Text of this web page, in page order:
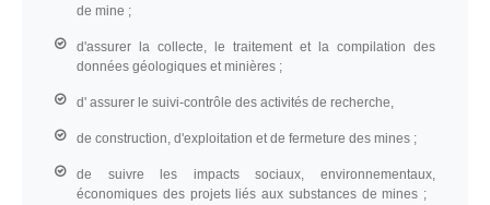
de mine ;
d'assurer la collecte, le traitement et la compilation des
données géologiques et minières ;
d' assurer le suivi-contrôle des activités de recherche,
de construction, d'exploitation et de fermeture des mines ;
de suivre les impacts sociaux, environnementaux,
économiques des projets liés aux substances de mines ;